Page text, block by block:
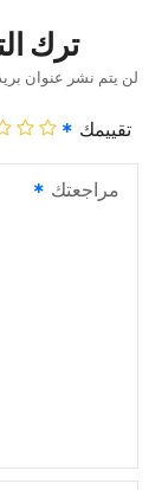
ترك
لن يتم نشر عنوان
تقييمك
مراجعتك